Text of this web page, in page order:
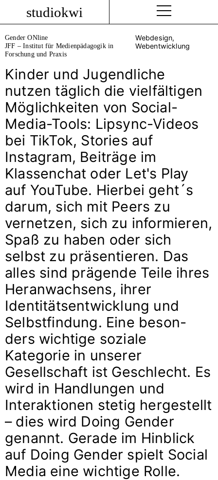
studiokwi
Gender ONline
JFF – Institut für Medienpädagogik in
Forschung und Praxis
Webdesign,
Webentwicklung
Kinder und Jugendliche
nutzen täglich die vielfältigen
Möglichkeiten von Social-
Media-Tools: Lipsync-Videos
bei TikTok, Stories auf
Instagram, Beiträge im
Klassenchat oder Let's Play
auf YouTube. Hierbei geht´s
darum, sich mit Peers zu
vernetzen, sich zu informieren,
Spaß zu haben oder sich
selbst zu präsentieren. Das
alles sind prägende Teile ihres
Heranwachsens, ihrer
Identitätsentwicklung und
Selbstfindung. Eine beson-
ders wichtige soziale
Kategorie in unserer
Gesellschaft ist Geschlecht. Es
wird in Handlungen und
Interaktionen stetig hergestellt
– dies wird Doing Gender
genannt. Gerade im Hinblick
auf Doing Gender spielt Social
Media eine wichtige Rolle.